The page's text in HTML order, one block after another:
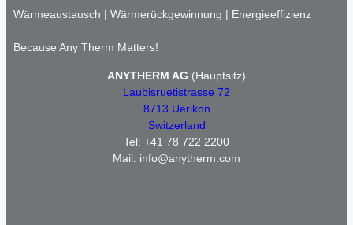
Wärmeaustausch | Wärmerückgewinnung | Energieeffizienz
Because Any Therm Matters!
ANYTHERM AG (Hauptsitz)
Laubisruetistrasse 72
8713 Uerikon
Switzerland
Tel: +41 78 722 2200
Mail: info@anytherm.com